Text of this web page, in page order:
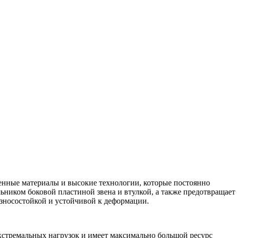
материалы и высокие технологии, которые постоянно
боковой пластиной звена и втулкой, а также предотвращает
и устойчивой к деформации.
нагрузок и имеет максимально большой ресурс